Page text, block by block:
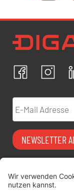
Facebook
Ich bestätige,
E-Mail Adresse
NEWSLETTER
Vermiet-